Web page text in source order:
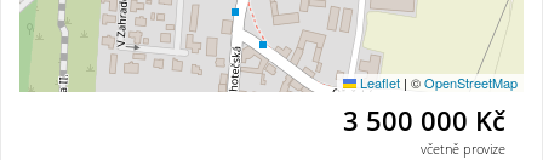
Leaflet | ©OpenStreetMap
3 500 000 Kč
včetně provize